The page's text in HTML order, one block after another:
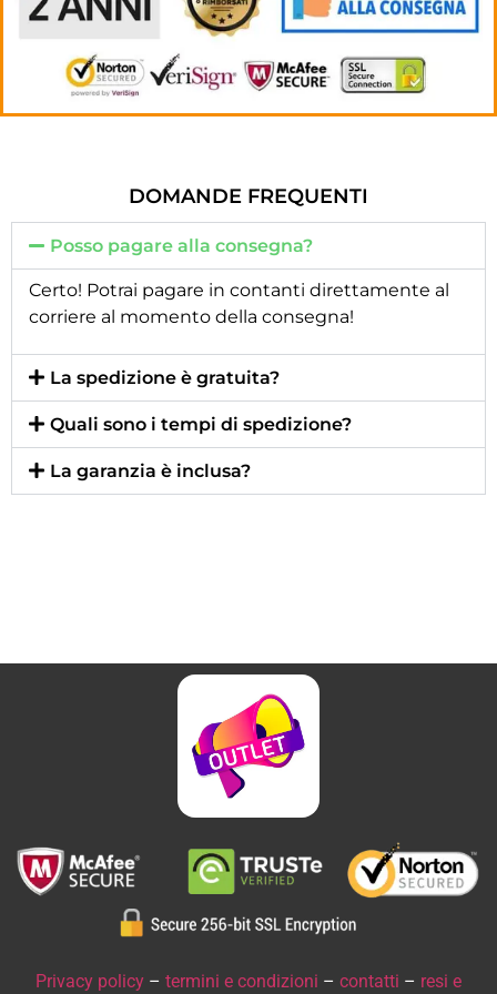
DOMANDE FREQUENTI
Posso pagare alla consegna?
Certo! Potrai pagare in contanti direttamente al
corriere al momento della consegna!
La spedizione è gratuita?
Quali sono i tempi di spedizione?
La garanzia è inclusa?
Privacy policy – termini e condizioni – contatti – resi e